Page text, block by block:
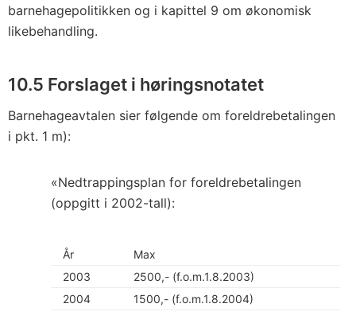
barnehagepolitikken og i kapittel 9 om økonomisk
likebehandling.
10.5 Forslaget i høringsnotatet
Barnehageavtalen sier følgende om foreldrebetalingen
i pkt. 1 m):
«Nedtrappingsplan for foreldrebetalingen
(oppgitt i 2002-tall):
År
Max
2003
2500,- (f.o.m.1.8.2003)
2004
1500,- (f.o.m.1.8.2004)